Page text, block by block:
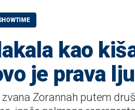
kao
je prava
Zorannah putem